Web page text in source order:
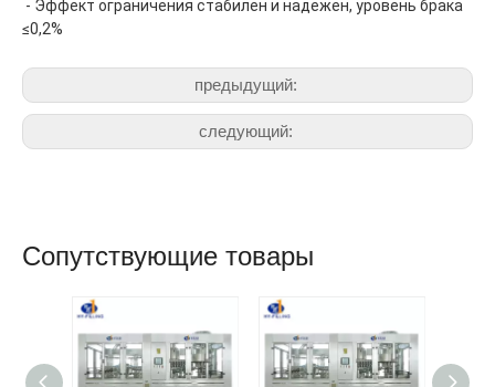
≤0,2%
предыдущий:
следующий:
Сопутствующие товары